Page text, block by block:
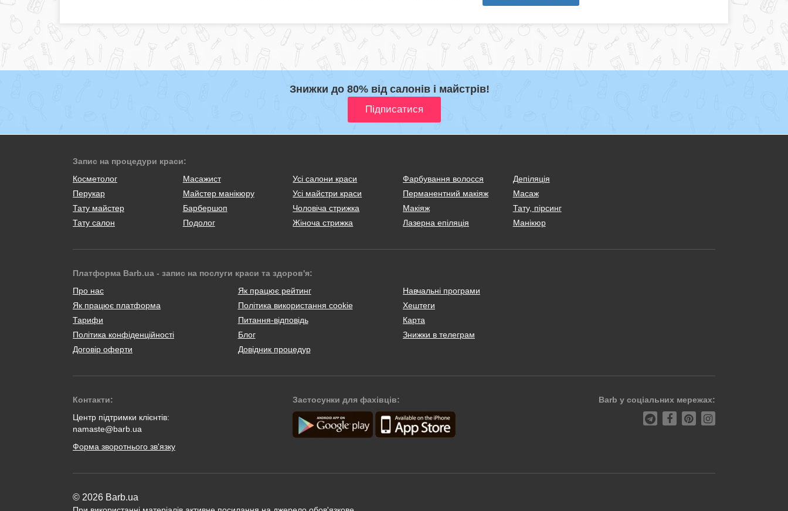
Знижки до 80% від салонів і майстрів!
Запис на процедури краси:
Косметолог
Масажист
Перукар
Майстер манікюру
Тату майстер
Барбершоп
Тату салон
Подолог
Усі салони краси
Усі майстри краси
Чоловіча стрижка
Жіноча стрижка
Фарбування волосся
Перманентний макіяж
Макіяж
Лазерна епіляція
Депіляція
Масаж
Тату, пірсинг
Манікюр
Платформа Barb.ua - запис на послуги краси та здоров'я:
Про нас
Як працює платформа
Тарифи
Політика конфіденційності
Договір оферти
Як працює рейтинг
Політика використання cookie
Питання-відповідь
Блог
Довідник процедур
Навчальні програми
Хештеги
Карта
Знижки в телеграм
Контакти:
Центр підтримки клієнтів:
namaste@barb.ua
Форма зворотнього зв'язку
Застосунки для фахівців: Barb у соціальних мережах:
© 2026 Barb.ua